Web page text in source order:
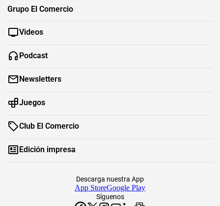
Grupo El Comercio
Videos
Podcast
Newsletters
Juegos
Club El Comercio
Edición impresa
Síguenos
Descarga nuestra App
App StoreGoogle Play